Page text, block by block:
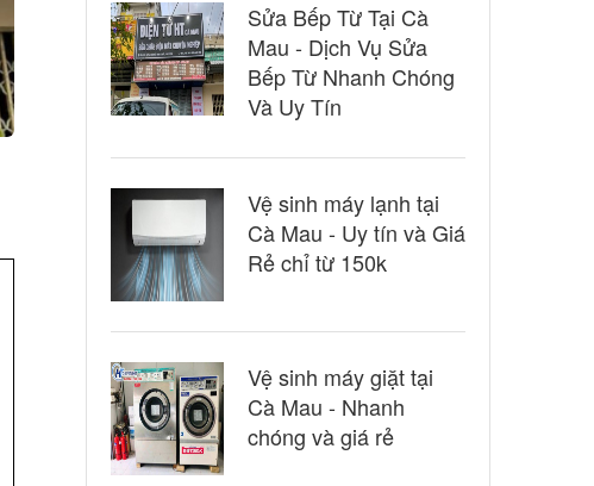
Sửa Bếp Từ Tại Cà
Mau - Dịch Vụ Sửa
Bếp Từ Nhanh Chóng
Và Uy Tín
Vệ sinh máy lạnh tại
Cà Mau - Uy tín và Giá
Rẻ chỉ từ 150k
Vệ sinh máy giặt tại
Cà Mau - Nhanh
chóng và giá rẻ